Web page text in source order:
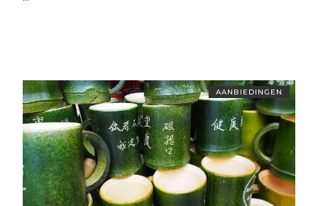
AANBIEDINGEN